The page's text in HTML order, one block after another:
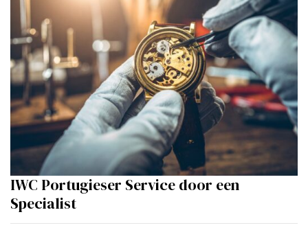
IWC Portugieser Service door een
Specialist